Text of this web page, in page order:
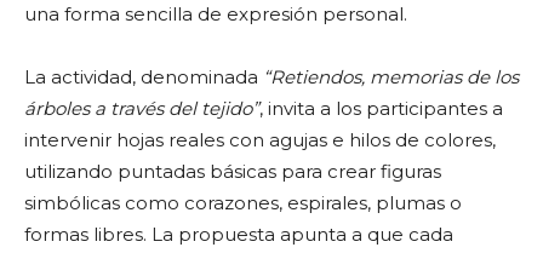
una forma sencilla de expresión personal.
La actividad, denominada “Retiendos, memorias de los
árboles a través del tejido”, invita a los participantes a
intervenir hojas reales con agujas e hilos de colores,
utilizando puntadas básicas para crear figuras
simbólicas como corazones, espirales, plumas o
formas libres. La propuesta apunta a que cada